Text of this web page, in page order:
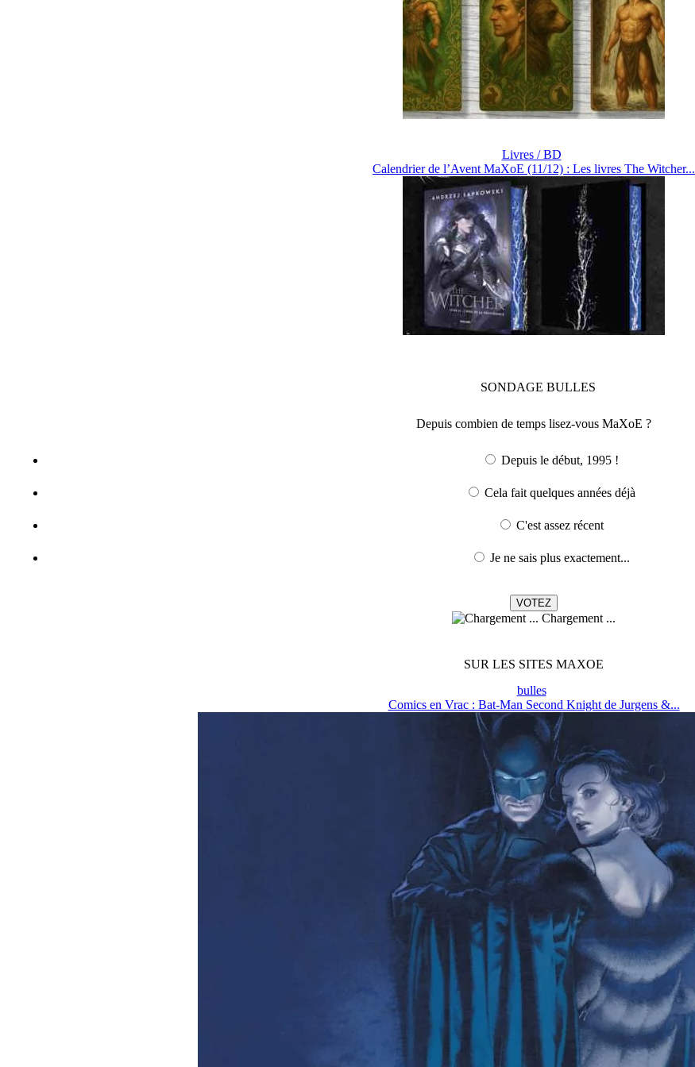
Livres / BD
Calendrier de l’Avent MaXoE (11/12) : Les livres The Witcher...
SONDAGE BULLES
Depuis combien de temps lisez-vous MaXoE ?
Depuis le début, 1995 !
Cela fait quelques années déjà
C'est assez récent
Je ne sais plus exactement...
Chargement ...
SUR LES SITES MAXOE
bulles
Comics en Vrac : Bat-Man Second Knight de Jurgens &...